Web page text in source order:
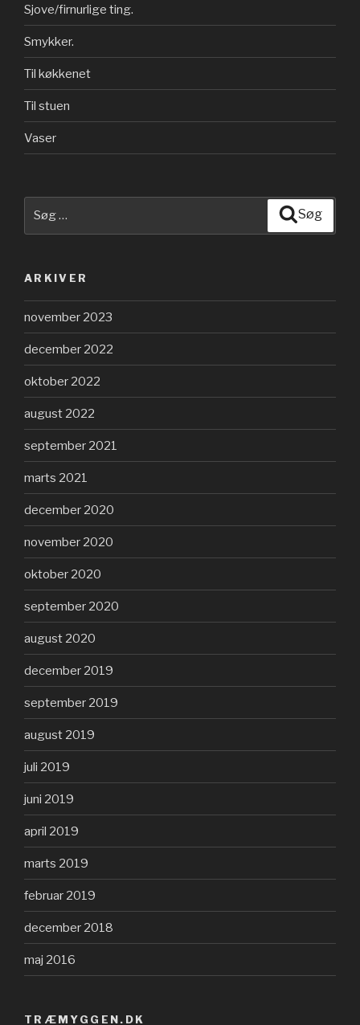
Sjove/firnurlige ting.
Smykker.
Til køkkenet
Til stuen
Vaser
efter:
Søg
ARKIVER
november 2023
december 2022
oktober 2022
august 2022
september 2021
marts 2021
december 2020
november 2020
oktober 2020
september 2020
august 2020
december 2019
september 2019
august 2019
juli 2019
juni 2019
april 2019
marts 2019
februar 2019
december 2018
maj 2016
TRÆMYGGEN.DK